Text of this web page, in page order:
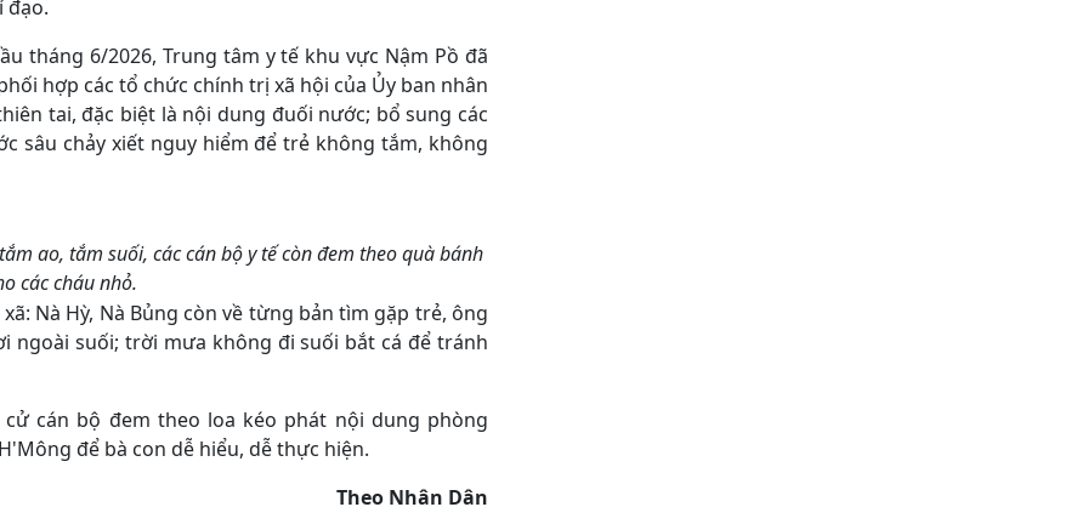
đạo.
tháng 6/2026, Trung tâm y tế khu vực Nậm Pồ đã
hợp các tổ chức chính trị xã hội của Ủy ban nhân
tai, đặc biệt là nội dung đuối nước; bổ sung các
sâu chảy xiết nguy hiểm để trẻ không tắm, không
ao, tắm suối, các cán bộ y tế còn đem theo quà bánh
các cháu nhỏ.
Nà Hỳ, Nà Bủng còn về từng bản tìm gặp trẻ, ông
ngoài suối; trời mưa không đi suối bắt cá để tránh
cán bộ đem theo loa kéo phát nội dung phòng
để bà con dễ hiểu, dễ thực hiện.​
Theo Nhân Dân